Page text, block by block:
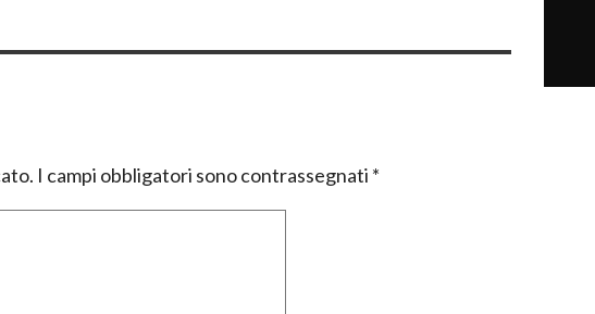
I campi obbligatori sono contrassegnati *